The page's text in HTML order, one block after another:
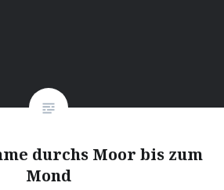
durchs Moor bis zum
Mond